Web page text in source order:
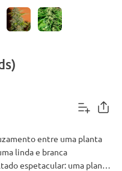
entre uma planta
linda e branca
espetacular: uma planta